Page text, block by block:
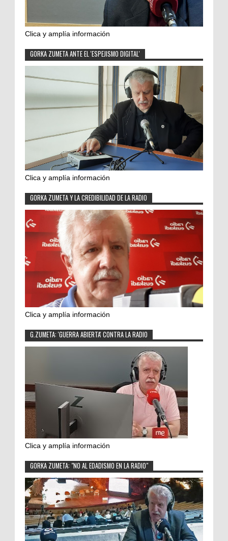
Clica y amplía información
GORKA ZUMETA ANTE EL 'ESPEJISMO DIGITAL'
Clica y amplía información
GORKA ZUMETA Y LA CREDIBILIDAD DE LA RADIO
Clica y amplía información
G.ZUMETA: 'GUERRA ABIERTA' CONTRA LA RADIO
Clica y amplía información
GORKA ZUMETA: "NO AL EDADISMO EN LA RADIO"